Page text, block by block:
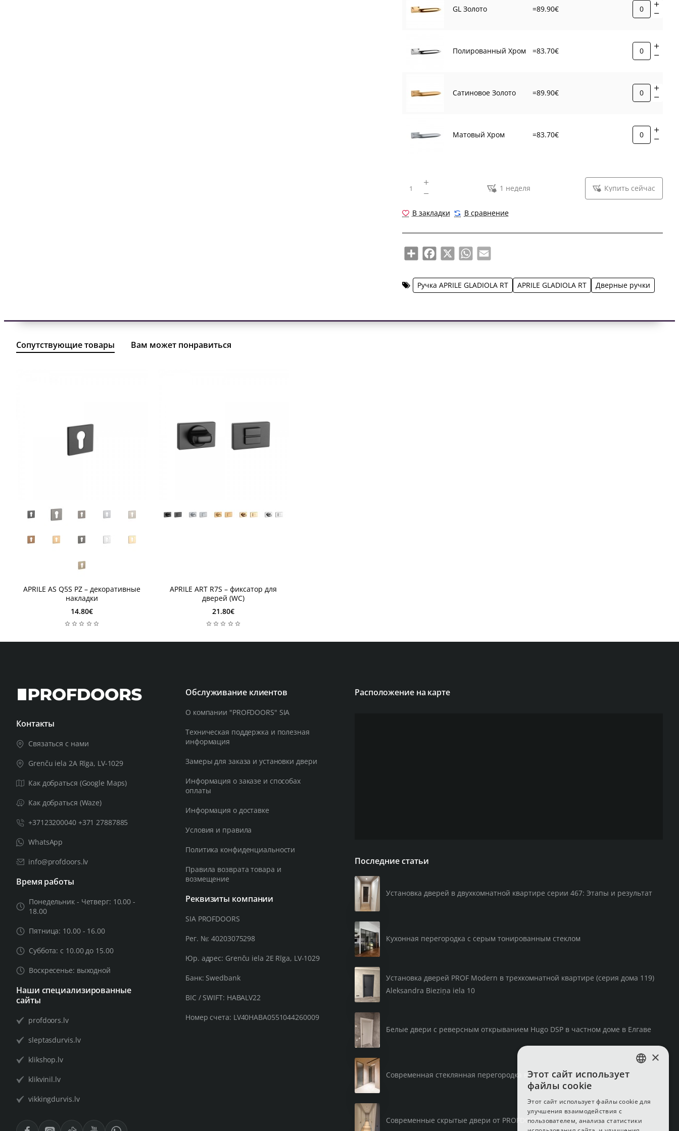
GL Золото =89.90€
Полированный Хром =83.70€
Сатиновое Золото =89.90€
Матовый Хром =83.70€
1 неделя Купить сейчас
В закладки В сравнение
ShareFacebook
X WhatsApp
Email
Ручка APRILE GLADIOLA RT APRILE GLADIOLA RT Дверные ручки
Сопутствующие товары Вам может понравиться
1 неделя
1 неделя
APRILE AS Q5S PZ – декоративные
накладки
14.80€
Новый
1 неделя
1 неделя
APRILE ART R7S – фиксатор для
дверей (WC)
21.80€
Контакты
Связаться с нами
Grenču iela 2A Rīga, LV-1029
Как добраться (Google Maps)
Как добраться (Waze)
+37123200040 +371 27887885
WhatsApp
info@profdoors.lv
Время работы
Понедельник - Четверг: 10.00 -
18.00
Пятница: 10.00 - 16.00
Суббота: с 10.00 до 15.00
Воскресенье: выходной
Наши специализированные
сайты
profdoors.lv
sleptasdurvis.lv
klikshop.lv
klikvinil.lv
vikkingdurvis.lv
Обслуживание клиентов
О компании "PROFDOORS" SIA
Техническая поддержка и полезная
информация
Замеры для заказа и установки двери
Информация о заказе и способах
оплаты
Информация о доставке
Условия и правила
Политика конфиденциальности
Правила возврата товара и
возмещение
Реквизиты компании
SIA PROFDOORS
Рег. №: 40203075298
Юр. адрес: Grenču iela 2E Rīga, LV-1029
Банк: Swedbank
BIC / SWIFT: HABALV22
Номер счета: LV40HABA0551044260009
Расположение на карте
Последние статьи
Установка дверей в двухкомнатной квартире серии 467: Этапы и результат
Кухонная перегородка с серым тонированным стеклом
Установка дверей PROF Modern в трехкомнатной квартире (серия дома 119)
Aleksandra Bieziņa iela 10
Белые двери с реверсным открыванием Hugo DSP в частном доме в Елгаве
Современная стеклянная перегородка в спа-зоне
Современные скрытые двери от PROFDOORS
×
Этот сайт использует
файлы cookie
Этот сайт использует файлы cookie для
улучшения взаимодействия с
пользователем, анализа статистики